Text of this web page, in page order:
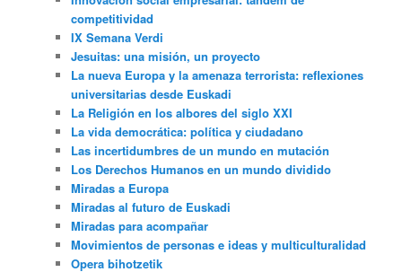
competitividad
IX Semana Verdi
Jesuitas: una misión, un proyecto
La nueva Europa y la amenaza terrorista: reflexiones
universitarias desde Euskadi
La Religión en los albores del siglo XXI
La vida democrática: política y ciudadano
Las incertidumbres de un mundo en mutación
Los Derechos Humanos en un mundo dividido
Miradas a Europa
Miradas al futuro de Euskadi
Miradas para acompañar
Movimientos de personas e ideas y multiculturalidad
Opera bihotzetik